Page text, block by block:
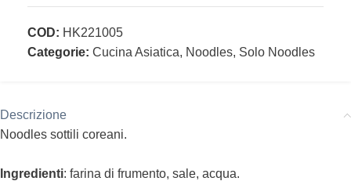
COD: HK221005
Categorie: Cucina Asiatica, Noodles, Solo Noodles
Descrizione
Noodles sottili coreani.
Ingredienti: farina di frumento, sale, acqua.